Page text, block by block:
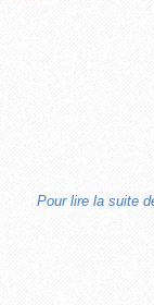
Pour lire la suite